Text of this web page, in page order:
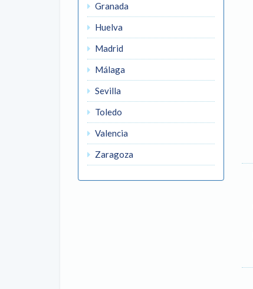
Granada
Huelva
Madrid
Málaga
Sevilla
Toledo
Valencia
Zaragoza